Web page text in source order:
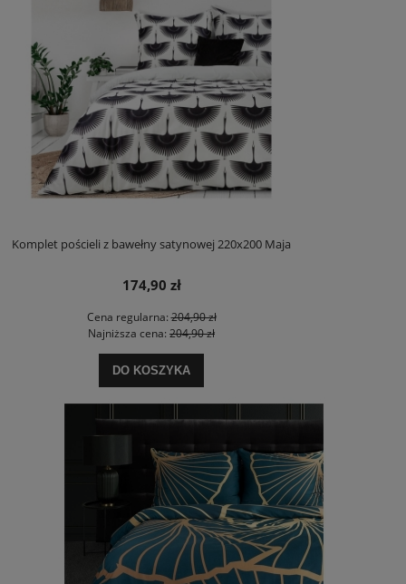
Komplet pościeli z bawełny satynowej 220x200 Maja
174,90 zł
Cena regularna:204,90 zł
Najniższa cena: 204,90 zł
DO KOSZYKA